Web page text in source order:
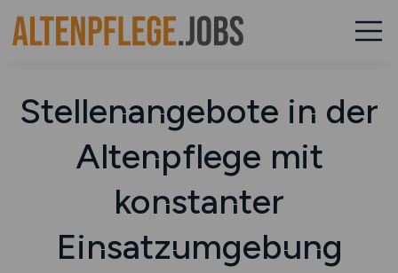
Stellenangebote in der
Altenpflege mit
konstanter
Einsatzumgebung